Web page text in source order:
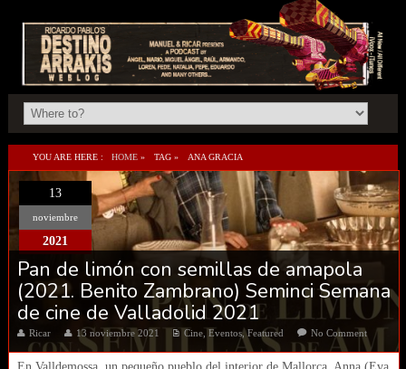
YOU ARE HERE : HOME » TAG » ANA GRACIA
13
noviembre
2021
Pan de limón con semillas de amapola
(2021. Benito Zambrano) Seminci Semana
de cine de Valladolid 2021
Ricar 13 noviembre 2021 Cine, Eventos,Featured No Comment